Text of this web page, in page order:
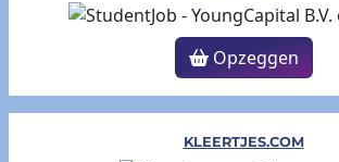
Opzeggen
KLEERTJES.COM